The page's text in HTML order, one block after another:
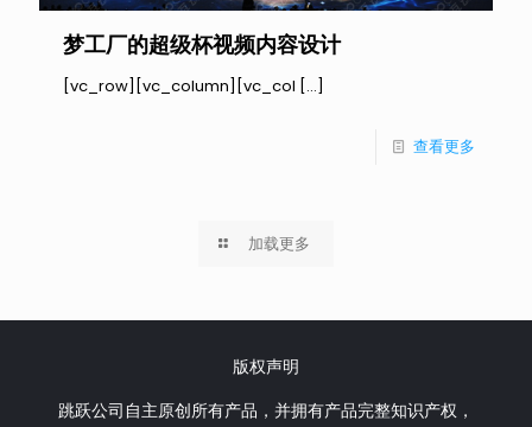
梦工厂的超级杯视频内容设计
[vc_row][vc_column][vc_col […]
查看更多
加载更多
版权声明
跳跃公司自主原创所有产品，并拥有产品完整知识产权，